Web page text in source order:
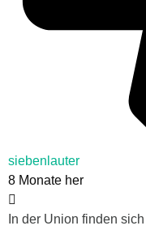
siebenlauter
8 Monate her
In der Union finden